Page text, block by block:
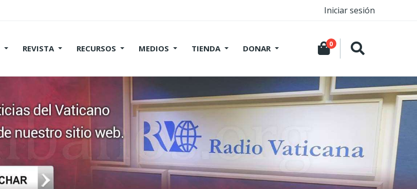
Iniciar sesión
REVISTA RECURSOS MEDIOS TIENDA DONAR 0